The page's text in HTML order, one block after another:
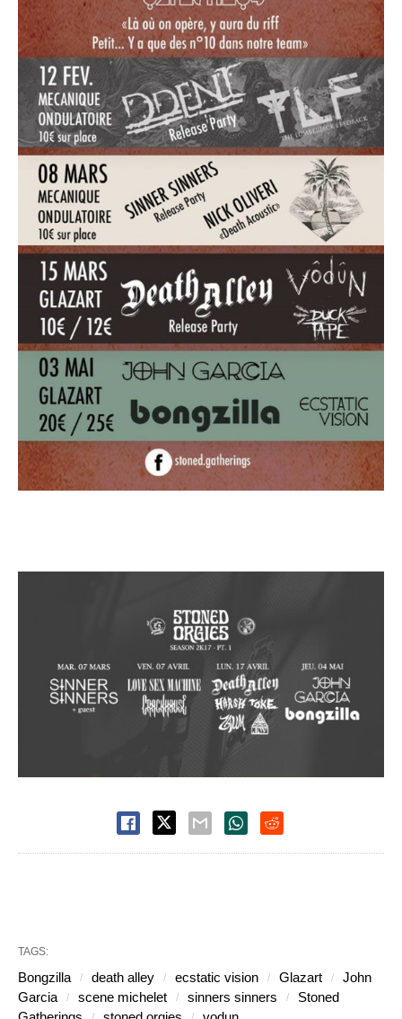
TAGS:
Bongzilla death alley ecstatic vision Glazart
John
Garcia
scene michelet sinners sinners
Stoned